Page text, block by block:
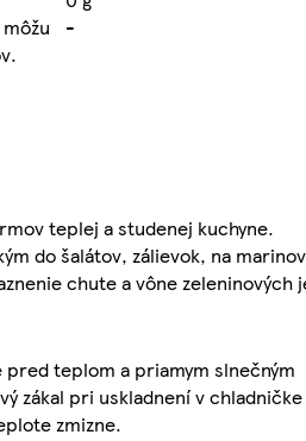
-
teplej a studenej kuchyne.
do šalátov, zálievok, na
chute a vône zeleninových
teplom a priamym slnečným
zákal pri uskladnení v
zmizne.